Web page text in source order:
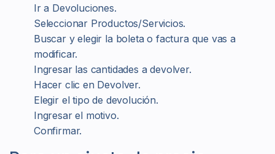
Ir a Devoluciones.
Seleccionar Productos/Servicios.
Buscar y elegir la boleta o factura que vas a
modificar.
Ingresar las cantidades a devolver.
Hacer clic en Devolver.
Elegir el tipo de devolución.
Ingresar el motivo.
Confirmar.